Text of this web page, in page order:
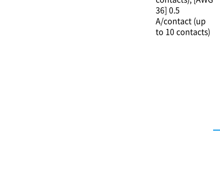
36] 0.5
A/contact (up
to 10 contacts)